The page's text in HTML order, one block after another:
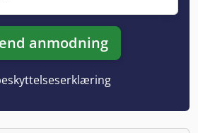
anmodning